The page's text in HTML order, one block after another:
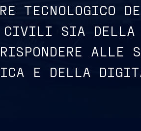
TECNOLOGICO
CIVILI SIA DELLA
ALLE
E DELLA